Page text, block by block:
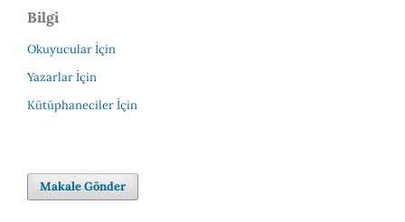
Bilgi
Okuyucular İçin
Yazarlar İçin
Kütüphaneciler İçin
Makale Gönder